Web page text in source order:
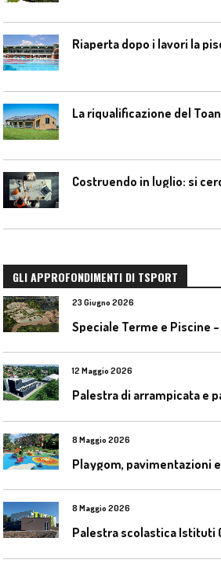
Riaperta dopo i lavori la
La riqualificazione del
Costruendo in luglio: si
GLI APPROFONDIMENTI DI TSPORT
23 Giugno 2026
12 Maggio 2026
Palestra di arrampicata e
8 Maggio 2026
8 Maggio 2026
Palestra scolastica Istituti